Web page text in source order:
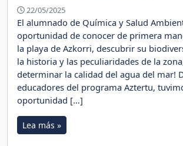
22/05/2025
El alumnado de Química y Salud
oportunidad de conocer de primera
la playa de Azkorri, descubrir su
la historia y las peculiaridades de la
determinar la calidad del agua del mar!
educadores del programa Aztertu,
oportunidad […]
Lea más »